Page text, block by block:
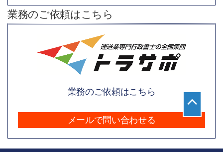
業務のご依頼はこちら
業務のご依頼はこちら
メールで問い合わせる